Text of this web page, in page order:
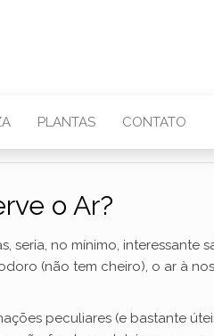
PLANTAS CONTATO
o Ar?
seria, no mínimo, interessante
(não tem cheiro), o ar à
peculiares (e bastante